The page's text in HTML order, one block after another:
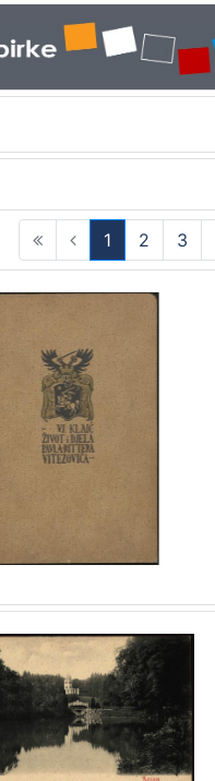
1
(current)
2 3